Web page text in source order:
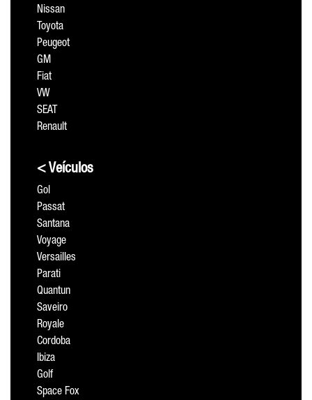
Nissan
Toyota
Peugeot
GM
Fiat
VW
SEAT
Renault
< Veículos
Gol
Passat
Santana
Voyage
Versailles
Parati
Quantun
Saveiro
Royale
Cordoba
Ibiza
Golf
Space Fox